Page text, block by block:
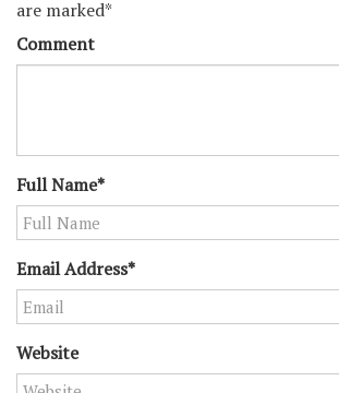
are marked*
Comment
Full Name*
Email Address*
Website